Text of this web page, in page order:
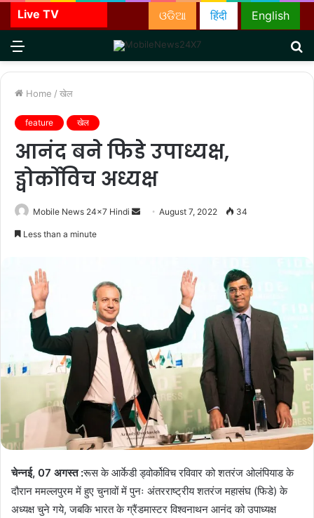
Live TV English
हिंदी
ଓଡିଆ
Menu
Home / खेल
feature खेल
आनंद बने फिडे उपाध्यक्ष,
ड्वोर्कोविच अध्यक्ष
Mobile News 24x7 Hindi
SendAugust 7, 2022 34
Less than a minute
चेन्नई, 07 अगस्त :रूस के आर्केडी ड्वोर्कोविच रविवार को शतरंज ओलंपियाड के
दौरान ममल्लपुरम में हुए चुनावों में पुनः अंतरराष्ट्रीय शतरंज महासंघ (फिडे) के
अध्यक्ष चुने गये, जबकि भारत के ग्रैंडमास्टर विश्वनाथन आनंद को उपाध्यक्ष